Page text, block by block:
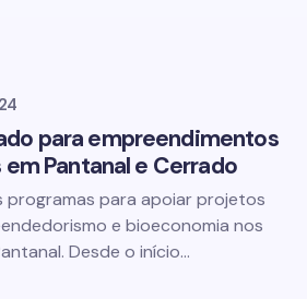
para empreendimentos
Pantanal e Cerrado
programas para apoiar projetos
e bioeconomia nos
Desde o início…